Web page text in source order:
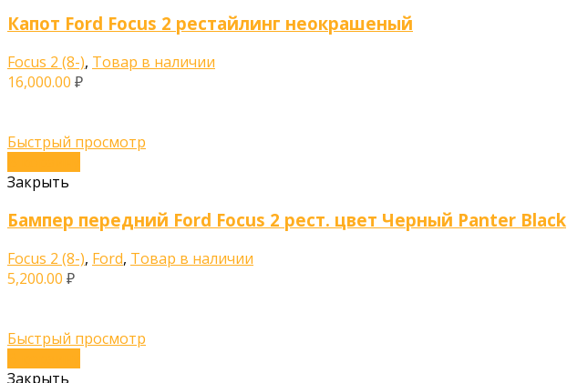
Капот Ford Focus 2 рестайлинг неокрашеный
Focus 2 (8-), Товар в наличии
16,000.00 ₽
Быстрый просмотр
Закрыть
Бампер передний Ford Focus 2 рест. цвет Черный Panter Black
Focus 2 (8-), Ford, Товар в наличии
5,200.00 ₽
Быстрый просмотр
Закрыть